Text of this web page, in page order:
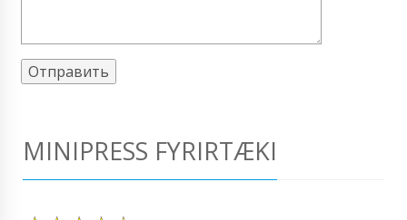
MINIPRESS FYRIRTÆKI